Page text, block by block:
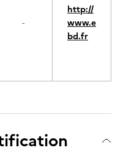
-
http://
www.e
bd.fr